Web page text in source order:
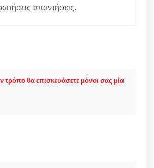
απαντήσεις.
τρόπο θα επισκευάσετε μόνοι σας μία